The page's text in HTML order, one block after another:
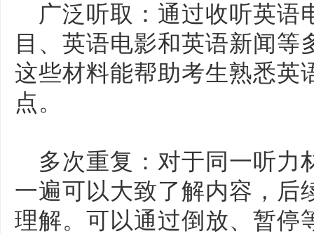
广泛听取：通过收听英语
目、英语电影和英语新闻等
这些材料能帮助考生熟悉英
点。
多次重复：对于同一听力
一遍可以大致了解内容，后
理解。可以通过倒放、暂停